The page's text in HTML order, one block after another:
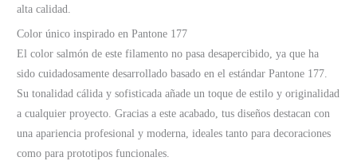
alta calidad.
Color único inspirado en Pantone 177
El color salmón de este filamento no pasa desapercibido, ya que ha
sido cuidadosamente desarrollado basado en el estándar Pantone 177.
Su tonalidad cálida y sofisticada añade un toque de estilo y originalidad
a cualquier proyecto. Gracias a este acabado, tus diseños destacan con
una apariencia profesional y moderna, ideales tanto para decoraciones
como para prototipos funcionales.